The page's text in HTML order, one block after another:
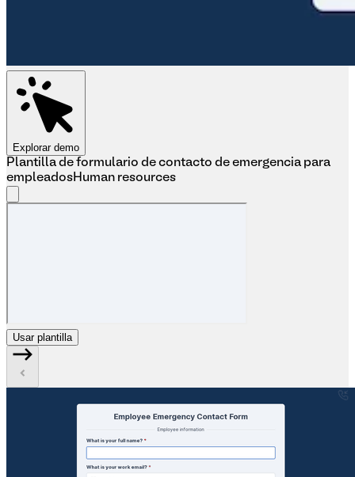
Explorar demo
Plantilla de formulario de contacto de emergencia para
empleados Human resources
Usar plantilla